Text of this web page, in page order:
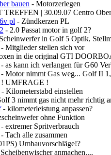
bauen - Motorzerlegen
| 30.09.07 Centro
pl - Zündkerzen PL
- 2.0 Passat motor in golf 2?
in Golf 5 Optik,
Mitglieder stellen sich vor
in die original GTI
- as kann ich verlangen für G60
Motor nimmt Gas weg... Golf II
UMFRAGE !
- Kilometerstabd einstellen
3 nimmt gas nicht mehr richtig
- kilometerleistung anpassen?
ohne Funktion
- extremer Spritverbrauch
- Tach alle zusammen
Umbauvorschläge!?
anmachen....